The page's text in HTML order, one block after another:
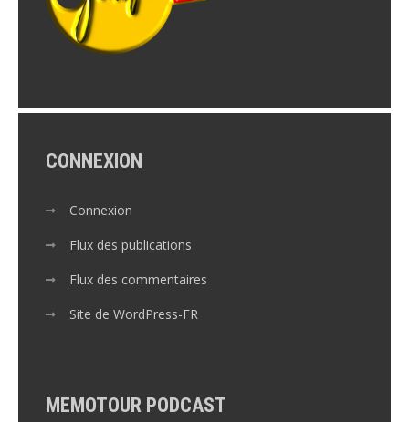
CONNEXION
Connexion
Flux des publications
Flux des commentaires
Site de WordPress-FR
MEMOTOUR PODCAST